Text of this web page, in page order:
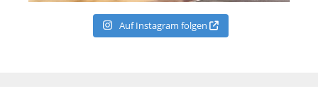
Auf Instagram folgen